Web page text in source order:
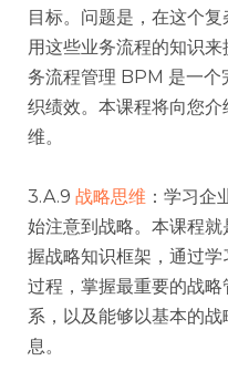
目标。问题是，在这个
用这些业务流程的知识
务流程管理 BPM 是一个
织绩效。本课程将向您
维。
3.A.9 战略思维 ：学习企
始注意到战略。本课程
握战略知识框架，通过
过程，掌握最重要的战
系，以及能够以基本的
息。